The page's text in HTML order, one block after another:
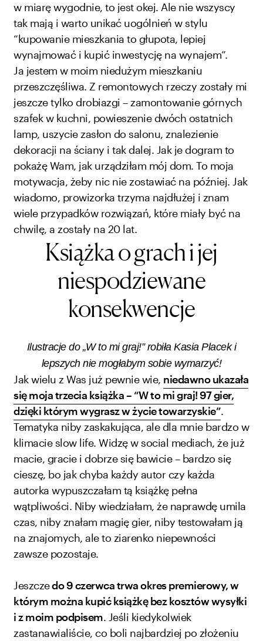
w miarę wygodnie, to jest okej. Ale nie wszyscy
tak mają i warto unikać uogólnień w stylu
“kupowanie mieszkania to głupota, lepiej
wynajmować i kupić inwestycję na wynajem”.
Ja jestem w moim niedużym mieszkaniu
przeszczęśliwa. Z remontowych rzeczy zostały mi
jeszcze tylko drobiazgi – zamontowanie górnych
szafek w kuchni, powieszenie dwóch ostatnich
lamp, uszycie zasłon do salonu, znalezienie
dekoracji na ściany i tak dalej. Jak je dogram to
pokażę Wam, jak urządziłam mój dom. To moja
motywacja, żeby nic nie zostawiać na później. Jak
wiadomo, prowizorka trzyma najdłużej i znam
wiele przypadków rozwiązań, które miały być na
chwilę, a zostały na 20 lat.
Książka o grach i jej
niespodziewane
konsekwencje
Ilustracje do „W to mi graj!” robiła Kasia Placek i
lepszych nie mogłabym sobie wymarzyć!
Jak wielu z Was już pewnie wie, niedawno ukazała
się moja trzecia książka – “W to mi graj! 97 gier,
dzięki którym wygrasz w życie towarzyskie”.
Tematyka niby zaskakująca, ale dla mnie bardzo w
klimacie slow life. Widzę w social mediach, że już
macie, gracie i dobrze się bawicie – bardzo się
cieszę, bo jak chyba każdy autor czy każda
autorka wypuszczałam tą książkę pełna
wątpliwości. Niby wiedziałam, że naprawdę umila
czas, niby znałam magię gier, niby testowałam ją
na znajomych, ale to ziarenko niepewności
zawsze pozostaje.
Jeszczedo 9 czerwca trwa okres premierowy, w
którym można kupić książkę bez kosztów wysyłki
i z moim podpisem. Jeśli kiedykolwiek
zastanawialiście, co boli najbardziej po złożeniu